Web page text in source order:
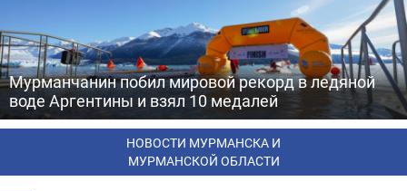
Мурманчанин побил мировой рекорд в ледяной
воде Аргентины и взял 10 медалей
НОВОСТИ МУРМАНСКА И
МУРМАНСКОЙ ОБЛАСТИ